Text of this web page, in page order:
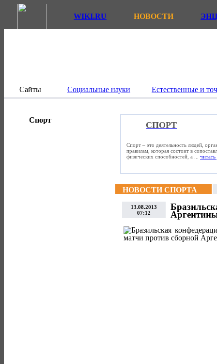
WIKI.RU НОВОСТИ
Сайты Социальные науки Естественные и
Спорт
СПОРТ
Спорт – это деятельность людей,
правилам, которая состоит в
физических способностей, а ... читать
НОВОСТИ СПОРТА
13.08.2013
07:12